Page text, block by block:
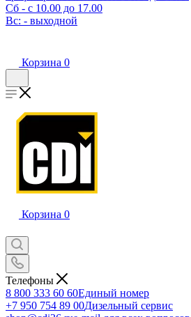
Сб - с 10.00 до 17.00
Вс: - выходной
Корзина 0
Корзина 0
Телефоны
8 800 333 60 60Единый номер
+7 950 754 89 00Дизельный сервис